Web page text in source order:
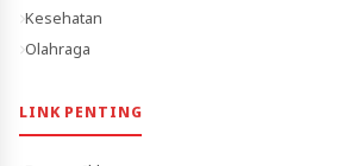
Kesehatan
Olahraga
LINK PENTING